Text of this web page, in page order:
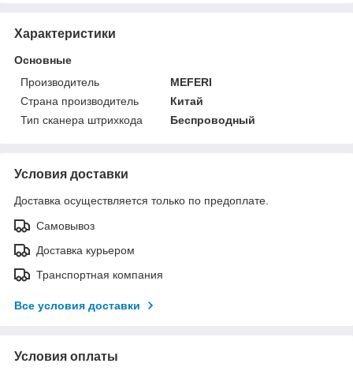
Характеристики
Основные
Производитель
MEFERI
Страна производитель
Китай
Тип сканера штрихкода
Беспроводный
Условия доставки
Доставка осуществляется только по предоплате.
Самовывоз
Доставка курьером
Транспортная компания
Все условия доставки
Условия оплаты